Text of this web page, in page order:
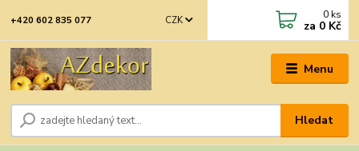
Menu
CZK
Hledat
+420 602 835 077 0 ks
za 0 Kč